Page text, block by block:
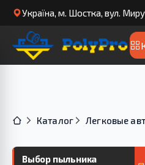
Українa, м. Шостка, вул.
Каталог Легковые
Выбор пыльника